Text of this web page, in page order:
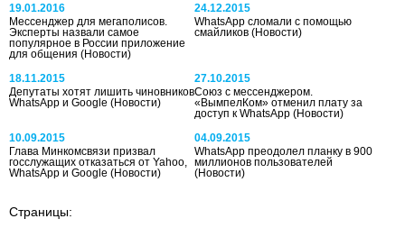
19.01.2016
Мессенджер для мегаполисов.
Эксперты назвали самое
популярное в России приложение
для общения (Новости)
24.12.2015
WhatsApp сломали с помощью
смайликов(Новости)
18.11.2015
Депутаты хотят лишить чиновников
WhatsApp и Google (Новости)
27.10.2015
Союз с мессенджером.
«ВымпелКом» отменил плату за
доступ к WhatsApp(Новости)
10.09.2015
Глава Минкомсвязи призвал
госслужащих отказаться от Yahoo,
WhatsApp и Google (Новости)
04.09.2015
WhatsApp преодолел планку в 900
миллионов пользователей
(Новости)
Страницы: